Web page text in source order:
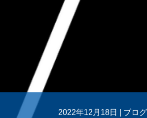
2022年12月18日 | ブロ